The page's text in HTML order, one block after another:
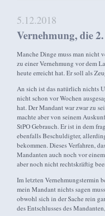
5.12.2018
Vernehmung, die 2.
Manche Dinge muss man nicht
zu einer Vernehmung vor dem
heute erreicht hat. Er soll als
An sich ist das natürlich nichts
nicht schon vor Wochen
hat. Der Mandant war zwar zu
machte aber von seinem
StPO Gebrauch. Er ist in dem
ebenfalls Beschuldigter,
bekommen. Dieses Verfahren,
Mandanten auch noch vor
aber noch nicht rechtskräftig
Im letzten Vernehmungstermin
mein Mandant nichts sagen
obwohl sich in der Sache rein
des Entschlusses des